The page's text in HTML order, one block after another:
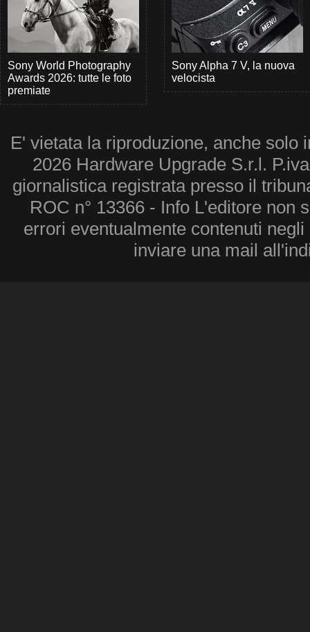
Sony World Photography
Awards 2026: tutte le foto
premiate
Sony Alpha 7 V, la nuova
velocista
E' vietata la riproduzione, anche solo
2026 Hardware Upgrade S.r.l.
giornalistica registrata presso il
ROC n° 13366 - Info L'editore non
errori eventualmente contenuti
inviare una mail